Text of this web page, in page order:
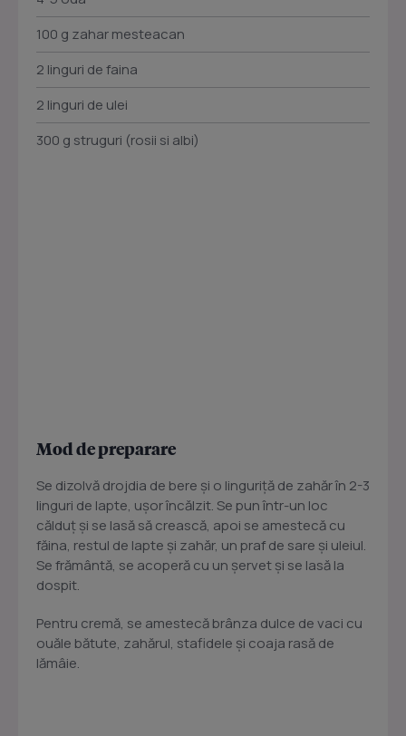
100 g zahar mesteacan
2 linguri de faina
2 linguri de ulei
300 g struguri (rosii si albi)
Mod de preparare
Se dizolvă drojdia de bere şi o linguriţă de zahăr în 2-3
linguri de lapte, uşor încălzit. Se pun într-un loc
călduţ şi se lasă să crească, apoi se amestecă cu
făina, restul de lapte şi zahăr, un praf de sare şi uleiul.
Se frământă, se acoperă cu un şervet şi se lasă la
dospit.
Pentru cremă, se amestecă brânza dulce de vaci cu
ouăle bătute, zahărul, stafidele şi coaja rasă de
lămâie.